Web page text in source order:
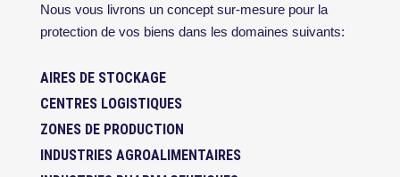
Nous vous livrons un concept sur-mesure pour la
protection de vos biens dans les domaines suivants:
AIRES DE STOCKAGE
CENTRES LOGISTIQUES
ZONES DE PRODUCTION
INDUSTRIES AGROALIMENTAIRES